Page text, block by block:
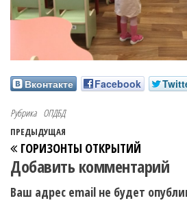
Вконтакте Facebook
Рубрика ОПДБД
ПРЕДЫДУЩАЯ
ГОРИЗОНТЫ ОТКРЫТИЙ
Добавить комментарий
Ваш адрес email не будет